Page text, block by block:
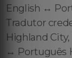
English ↔️
Tradutor
Highland
↔️ Português